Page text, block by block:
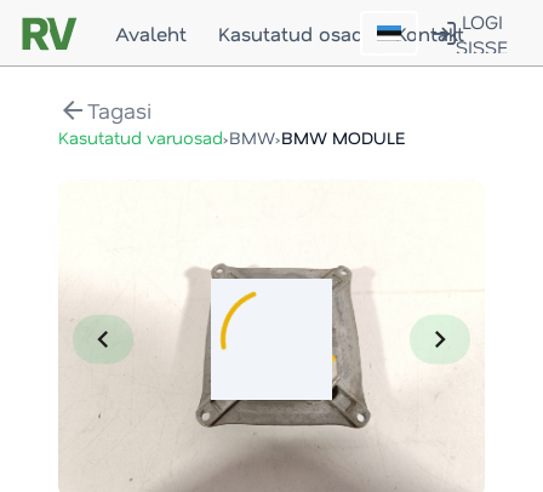
Avaleht Kasutatud osad KontaktLOGI
SISSE
arrow_backTagasi
Kasutatud varuosad›BMW›BMW MODULE
chevron_left chevron_right